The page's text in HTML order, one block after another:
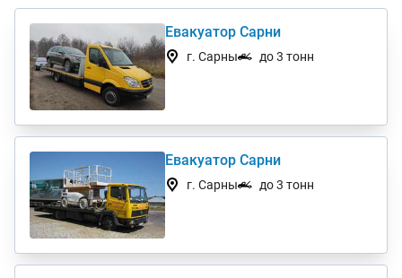
Евакуатор Сарни
г. Сарны до 3 тонн
Евакуатор Сарни
г. Сарны до 3 тонн